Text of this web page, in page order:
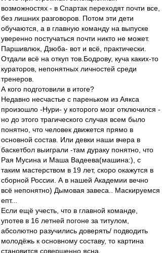
возможностях - в Спартак переходят почти все,
без лишних разговоров. Потом эти дети
обучаются, а в главную команду на выпуске
уверенно постучаться почти никто не может.
Паршивлюк, Дзюба- вот и всё, практически.
Отдали всё на откуп тов.Бодрову, куча каких-то
кураторов, непонятных личностей среди
тренеров.
А кого подготовили в итоге?
Недавно несчастье с пареньком из Аякса
произошло -Нури- у которого мозг отключился -
но до этого трагического случая всем было
понятно, что человек движется прямо в
основной состав. Или девки наши вчера в
баскетбол выиграли -там дураку понятно, что
Рая Мусина и Маша Вадеева(машина:), с
таким мастерством в 19 лет, скоро окажутся в
сборной России. А в нашей Академии вечно
всё непонятно) Дымовая завеса.. Маскируемся
епт...
Если ещё учесть, что в главной команде,
употев в 16 летней погоне за титулом,
абсолютно разучились доверять/ подводить
молодёжь к основному составу, то картина
становится совершенно ясна.